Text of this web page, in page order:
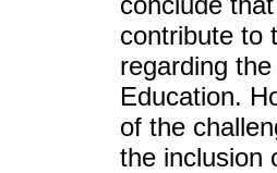
contribute to
regarding
Education.
of the
the inclusion